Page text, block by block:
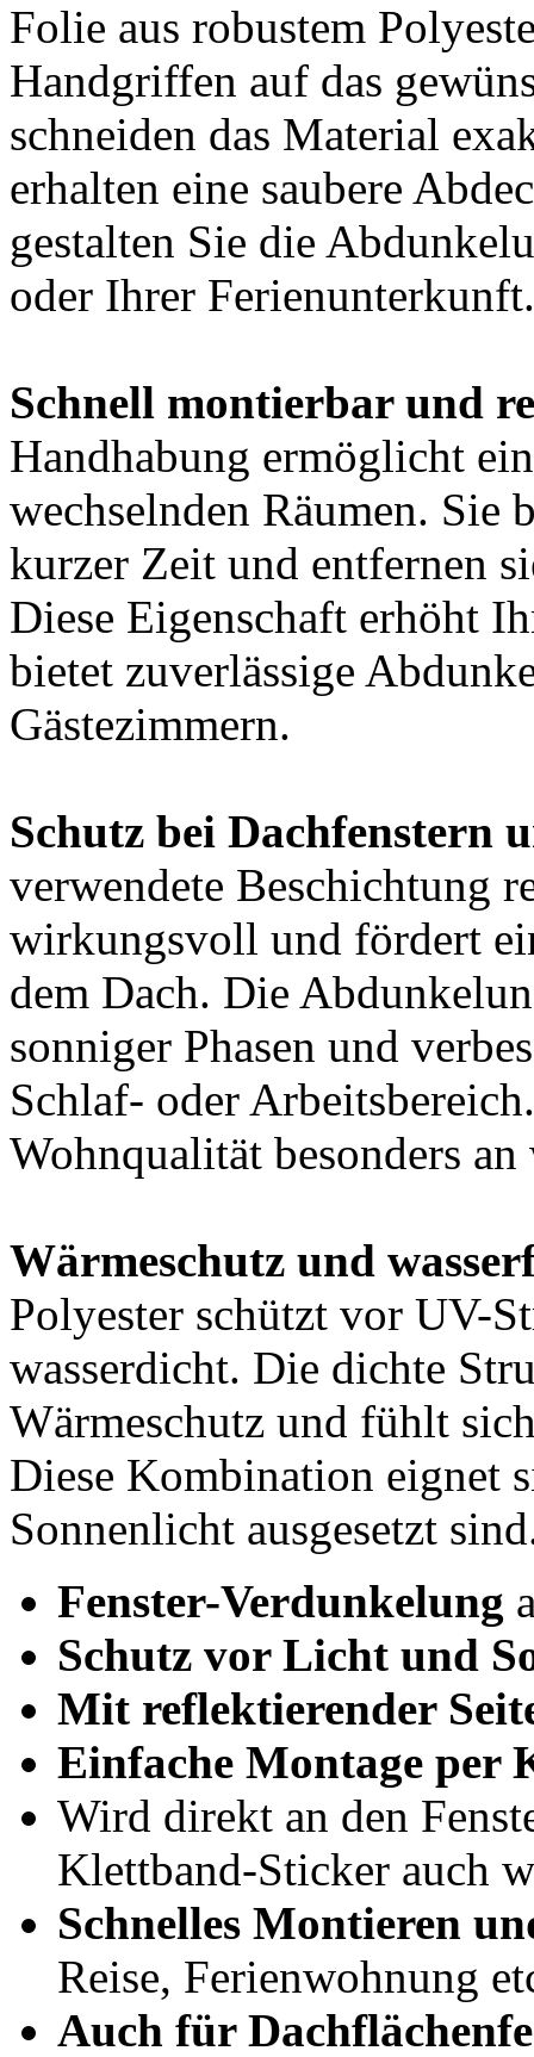
Folie aus robustem
Handgriffen auf das
schneiden das Material
erhalten eine saubere
gestalten Sie die
oder Ihrer Ferienunterkunft.
Schnell montierbar und
Handhabung ermöglicht
wechselnden Räumen. Sie
kurzer Zeit und entfernen
Diese Eigenschaft erhöht
bietet zuverlässige
Gästezimmern.
Schutz bei Dachfenstern
verwendete Beschichtung
wirkungsvoll und fördert
dem Dach. Die
sonniger Phasen und
Schlaf- oder
Wohnqualität besonders an
Wärmeschutz und
Polyester schützt vor UV-
wasserdicht. Die dichte
Wärmeschutz und fühlt
Diese Kombination eignet
Sonnenlicht ausgesetzt
Fenster-Verdunkelung
Schutz vor Licht und
Mit reflektierender
Einfache Montage per
Wird direkt an den
Klettband-Sticker auch
Schnelles Montieren
Reise, Ferienwohnung
Auch für